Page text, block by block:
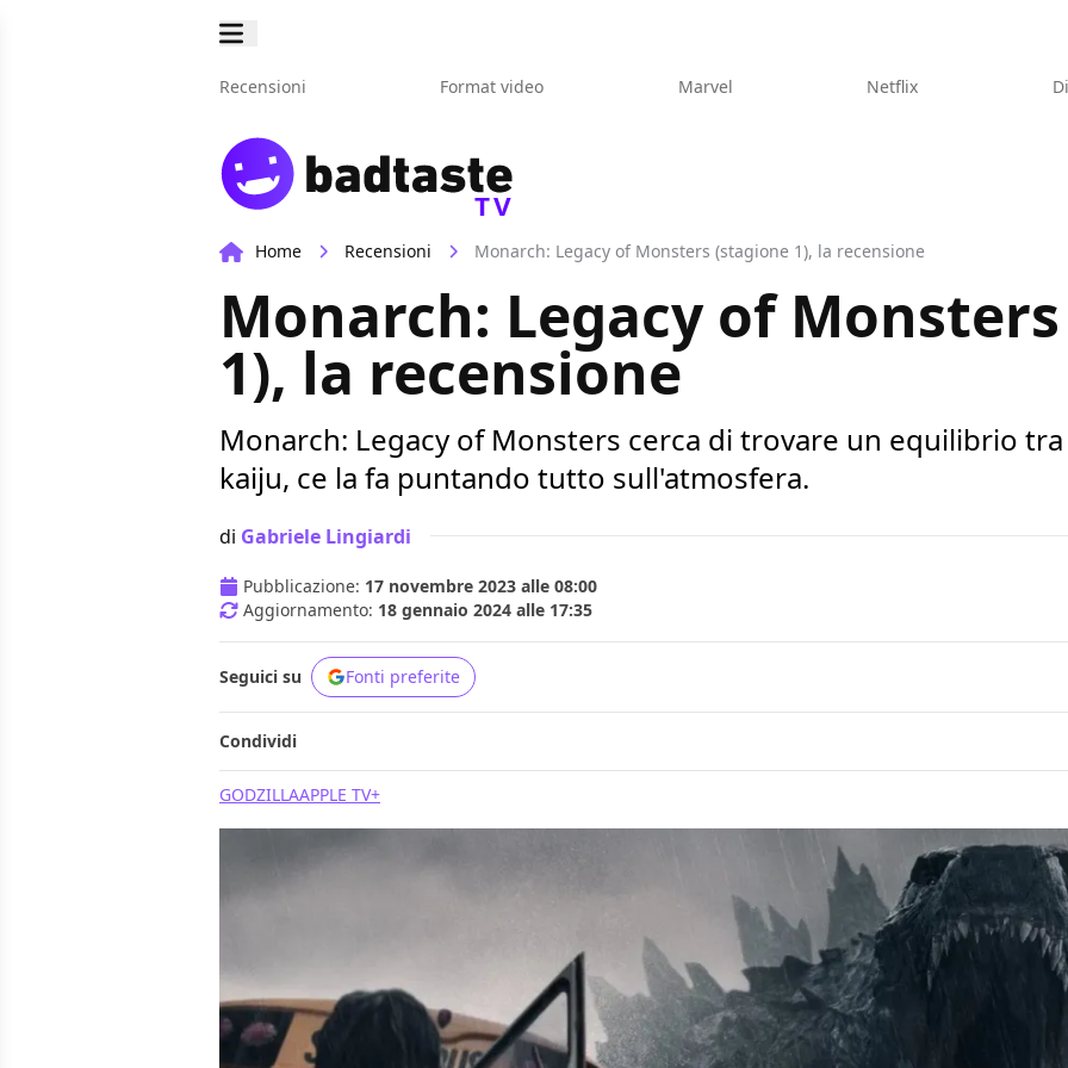
Recensioni Format video Marvel Netflix
TV
Home Recensioni Monarch: Legacy of Monsters (stagione 1), la recensione
Monarch: Legacy of
1), la recensione
Monarch: Legacy of Monsters cerca di trovare un equilibrio
kaiju, ce la fa puntando tutto sull'atmosfera.
di Gabriele Lingiardi
Pubblicazione: 17 novembre 2023 alle 08:00
Aggiornamento: 18 gennaio 2024 alle 17:35
Seguici su Fonti preferite
Condividi
GODZILLAAPPLE TV+